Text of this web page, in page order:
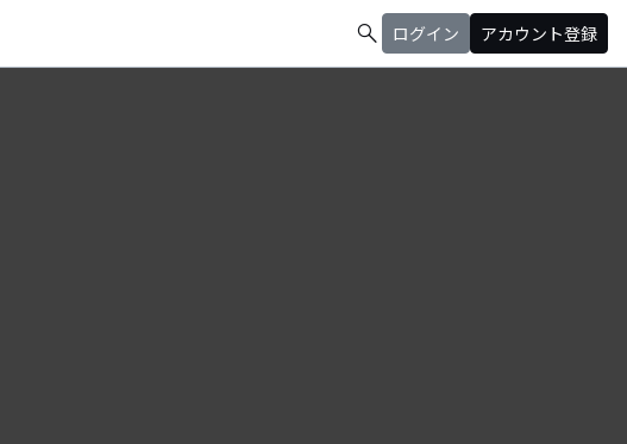
search ログイン アカウント登録